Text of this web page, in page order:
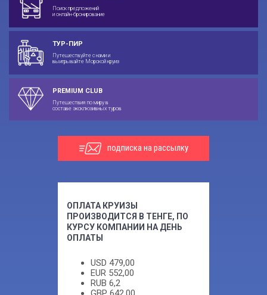
Поиск предложений
и онлайн-бронирование
ТУР-ПИР
Путешествуйте с нами и
выигрывайте Морской круиз
PREMIUM CLUB
Путешествия по миру в
составе эксклюзивных туров
подписка на рассылку
ОПЛАТА КРУИЗЫ
ПРОИЗВОДИТСЯ В ТЕНГЕ, ПО
КУРСУ КОМПАНИИ НА ДЕНЬ
ОПЛАТЫ
USD 479,00
EUR 552,00
RUB 6,2